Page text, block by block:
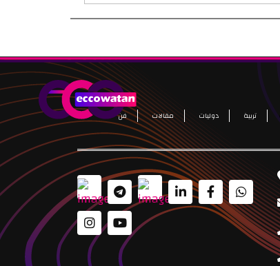
تربية دوليات مقالات
فن